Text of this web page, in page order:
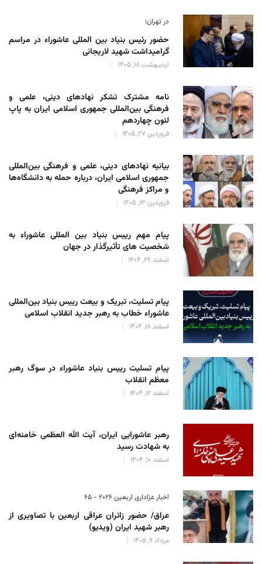
در تهران؛
حضور رئیس بنیاد بین المللی عاشوراء در مراسم
گرامیداشت شهید لاریجانی
اردیبهشت 18, 1405
نامه مشترک تشکر نهادهای دینی، علمی و
فرهنگی بین‌المللی جمهوری اسلامی ایران به پاپ
لئون چهاردهم
فروردین 27, 1405
بیانیه نهادهای دینی، علمی و فرهنگی بین‌المللی
جمهوری اسلامی ایران، درباره حمله به دانشگاه‌ها
و مراکز فرهنگی
فروردین 13, 1405
پیام مهم رییس بنیاد بین المللی عاشوراء به
شخصیت های تأثیرگذار در جهان
اسفند 26, 1404
پیام تسلیت، تبریک و بیعت رییس بنیاد بین‌المللی
عاشوراء خطاب به رهبر جدید انقلاب اسلامی
اسفند 18, 1404
پیام تسلیت رییس بنیاد عاشوراء در سوگ رهبر
معظم انقلاب
اسفند 12, 1404
رهبر عاشورایی ایران، آیت الله العظمی خامنه‌ای
به شهادت رسید
اسفند 10, 1404
اخبار عزاداری اربعین ۲۰۲۶ - 65
عراق/ حضور زائران عراقی اربعین با تصاویری از
رهبر شهید ایران (ویدیو)
مرداد 9, 1405